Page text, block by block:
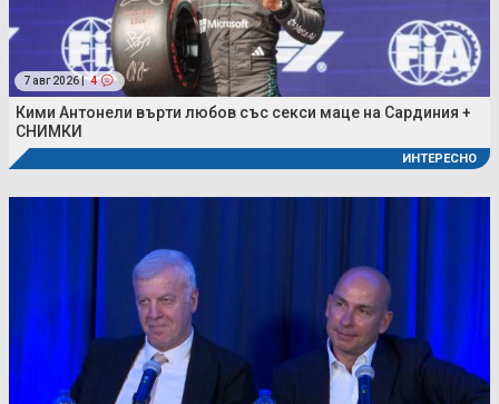
7 авг 2026 | 4
Кими Антонели върти любов със секси маце на Сардиния +
СНИМКИ
ИНТЕРЕСНО